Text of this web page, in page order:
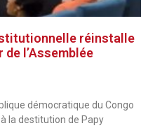
réinstalle
l’Assemblée
démocratique du Congo
la destitution de Papy